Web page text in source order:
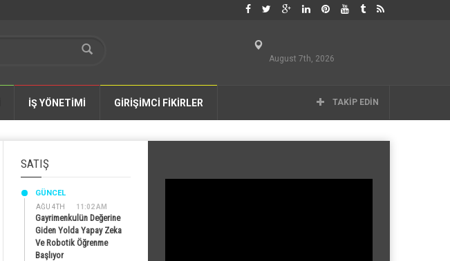
August 7th, 2026
İŞ YÖNETİMİ GİRİŞİMCİ FİKİRLER TAKIP EDIN
SATIŞ
AĞU 4TH 11:02 AM
GÜNCEL
Gayrimenkulün Değerine
Giden Yolda Yapay Zeka
Ve Robotik Öğrenme
Başlıyor